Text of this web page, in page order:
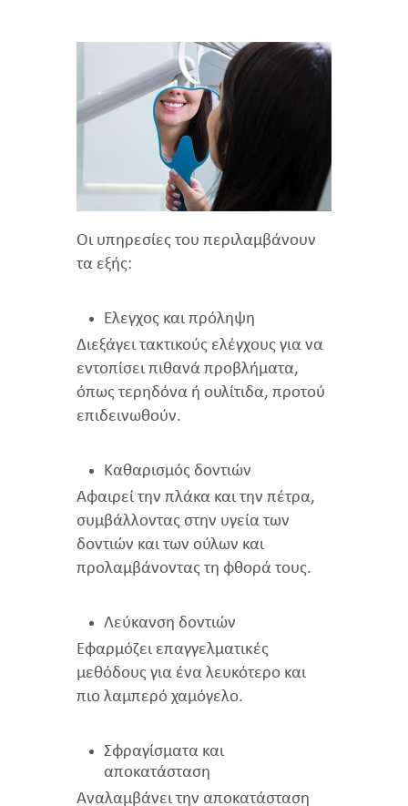
Οι υπηρεσίες του περιλαμβάνουν
τα εξής:
Έλεγχος και πρόληψη
Διεξάγει τακτικούς ελέγχους για να
εντοπίσει πιθανά προβλήματα,
όπως τερηδόνα ή ουλίτιδα, προτού
επιδεινωθούν.
Καθαρισμός δοντιών
Αφαιρεί την πλάκα και την πέτρα,
συμβάλλοντας στην υγεία των
δοντιών και των ούλων και
προλαμβάνοντας τη φθορά τους.
Λεύκανση δοντιών
Εφαρμόζει επαγγελματικές
μεθόδους για ένα λευκότερο και
πιο λαμπερό χαμόγελο.
Σφραγίσματα και
αποκατάσταση
Αναλαμβάνει την αποκατάσταση